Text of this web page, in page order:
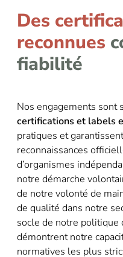
Des
reconnues
fiabilité
Nos engagements sont
certifications et labels
pratiques et
reconnaissances
d’organismes
notre démarche
de notre volonté de
de qualité dans notre
socle de notre politique
démontrent notre
normatives les plus